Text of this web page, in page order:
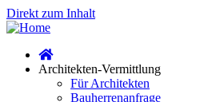
Direkt zum Inhalt
Architekten-Vermittlung
Für Architekten
Bauherrenanfrage